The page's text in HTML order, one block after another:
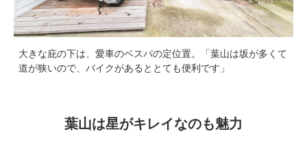
大きな庇の下は、愛車のベスパの定位置。「葉山は坂が多くて
道が狭いので、バイクがあるととても便利です」
葉山は星がキレイなのも魅力